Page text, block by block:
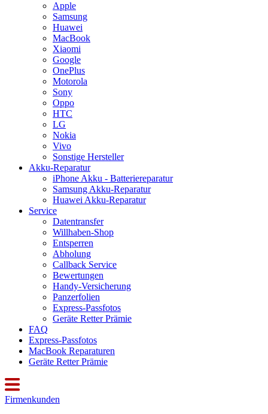
Apple
Samsung
Huawei
MacBook
Xiaomi
Google
OnePlus
Motorola
Sony
Oppo
HTC
LG
Nokia
Vivo
Sonstige Hersteller
Akku-Reparatur
iPhone Akku - Batteriereparatur
Samsung Akku-Reparatur
Huawei Akku-Reparatur
Service
Datentransfer
Willhaben-Shop
Entsperren
Abholung
Callback Service
Bewertungen
Handy-Versicherung
Panzerfolien
Express-Passfotos
Geräte Retter Prämie
FAQ
Express-Passfotos
MacBook Reparaturen
Geräte Retter Prämie
Firmenkunden